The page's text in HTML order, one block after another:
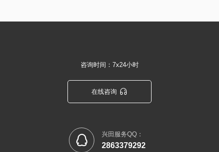
咨询时间：7x24小时
在线咨询 
 兴田服务QQ：
2863379292